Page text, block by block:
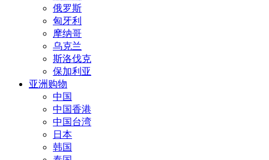
俄罗斯
匈牙利
摩纳哥
乌克兰
斯洛伐克
保加利亚
亚洲购物
中国
中国香港
中国台湾
日本
韩国